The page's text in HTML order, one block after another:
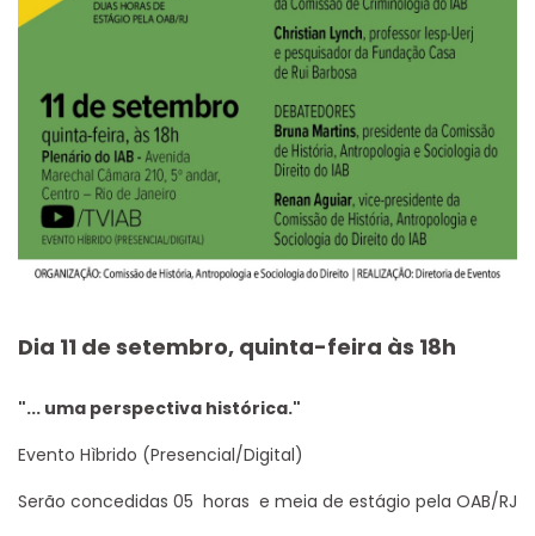
Dia 11 de setembro, quinta-feira às 18h
"... uma perspectiva histórica."
Evento Hìbrido (Presencial/Digital)
Serão concedidas 05 horas e meia de estágio pela OAB/RJ